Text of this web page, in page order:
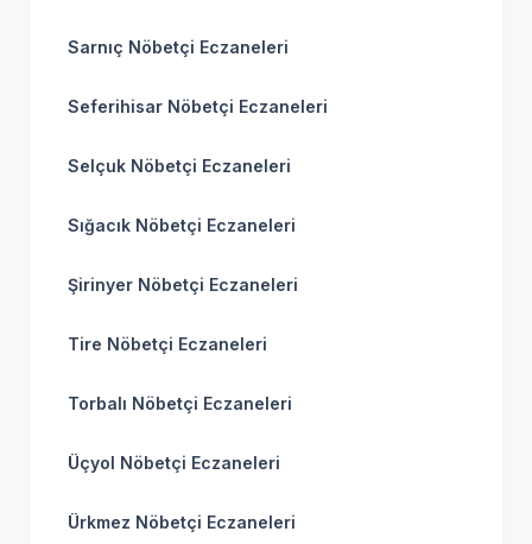
Sarnıç Nöbetçi Eczaneleri
Seferihisar Nöbetçi Eczaneleri
Selçuk Nöbetçi Eczaneleri
Sığacık Nöbetçi Eczaneleri
Şirinyer Nöbetçi Eczaneleri
Tire Nöbetçi Eczaneleri
Torbalı Nöbetçi Eczaneleri
Üçyol Nöbetçi Eczaneleri
Ürkmez Nöbetçi Eczaneleri